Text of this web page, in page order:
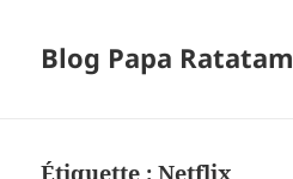
Blog Papa Ratatam